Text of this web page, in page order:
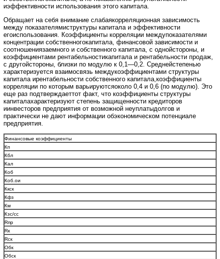
иэффективности использования этого капитала.
Обращает на себя внимание слабаякорреляционная зависимость
между показателямиструктуры капитала и эффективности
егоиспользования. Коэффициенты корреляции междупоказателями
концентрации собственногокапитала, финансовой зависимости и
соотношениязаемного и собственного капитала, с однойстороны, и
коэффициентами рентабельностикапитала и рентабельности продаж,
с другойстороны, близки по модулю к 0,1—0,2. Среднейстепенью
характеризуется взаимосвязь междукоэффициентами структуры
капитала ирентабельности собственного капитала,коэффициенты
корреляции по которым варьируютсяоколо 0,4 и 0,6 (по модулю). Это
еще раз подтверждаеттот факт, что коэффициенты структуры
капиталахарактеризуют степень защищенности кредиторов
иинвесторов предприятия от возможной неуплатыдолгов и
практически не дают информации обэкономическом потенциале
предприятия.
Финансовые коэффициенты
Кп
Кбл
Кал
Коб
Коб.ои
Ккск
Кфз
Км
Кзс/сс
Rпр
Rк
Rск
Обк
Обск